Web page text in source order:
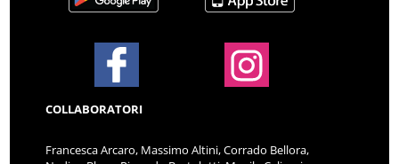
COLLABORATORI
Francesca Arcaro, Massimo Altini, Corrado Bellora,